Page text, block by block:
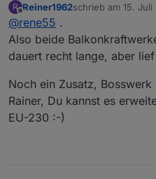
der Solarman-App
generiert.
den Spam-Ordner
aus .cn gefiltert
R
Offline
Reiner1962schrieb am 15. Juli
zuletzt editiert von
@rene55 .
Also beide
dauert recht lange, aber
Noch ein Zusatz,
Rainer, Du kannst es
EU-230 :-)